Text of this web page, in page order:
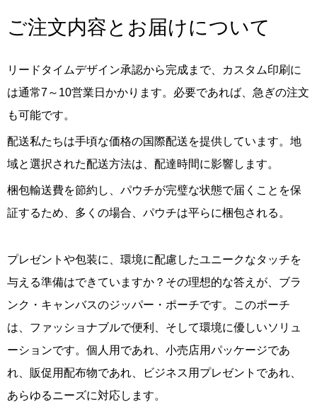
ご注文内容とお届けについて
リードタイムデザイン承認から完成まで、カスタム印刷に
は通常7～10営業日かかります。必要であれば、急ぎの注文
も可能です。
配送私たちは手頃な価格の国際配送を提供しています。地
域と選択された配送方法は、配達時間に影響します。
梱包輸送費を節約し、パウチが完璧な状態で届くことを保
証するため、多くの場合、パウチは平らに梱包される。
プレゼントや包装に、環境に配慮したユニークなタッチを
与える準備はできていますか？その理想的な答えが、ブラ
ンク・キャンバスのジッパー・ポーチです。このポーチ
は、ファッショナブルで便利、そして環境に優しいソリュ
ーションです。個人用であれ、小売店用パッケージであ
れ、販促用配布物であれ、ビジネス用プレゼントであれ、
あらゆるニーズに対応します。